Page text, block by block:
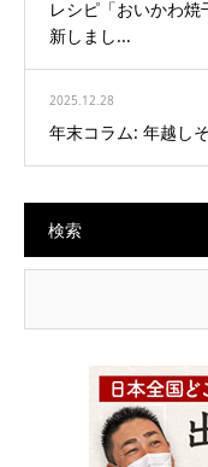
レシピ「おいかわ
新しまし...
2025.12.28
年末コラム: 年越し
検索